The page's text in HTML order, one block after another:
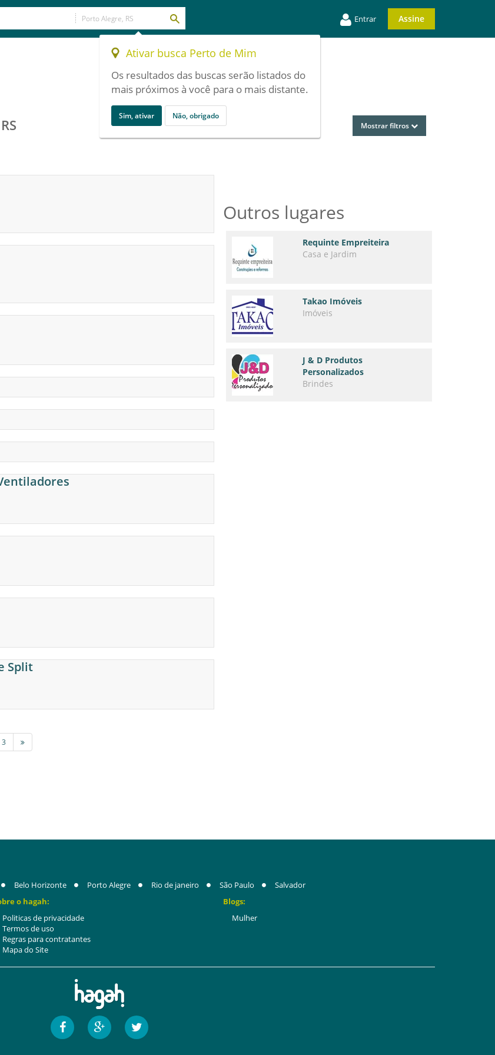
Entrar Assine
Ativar busca Perto de Mim
Os resultados das buscas serão listados do
mais próximos à você para o mais distante.
Sim, ativar Não, obrigado
Mostrar filtros
Split
3
Outros lugares
Requinte Empreiteira
Casa e Jardim
Takao Imóveis
Imóveis
J & D Produtos
Personalizados
Brindes
Belo Horizonte Porto Alegre Rio de janeiro São Paulo
Salvador
o hagah:
Politicas de privacidade
Termos de uso
Regras para contratantes
Mapa do Site
Blogs:
Mulher